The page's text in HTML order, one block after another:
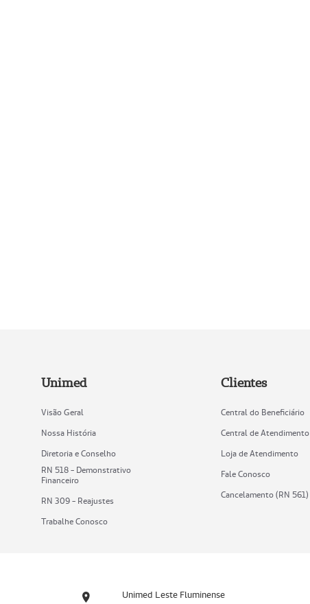
Unimed
Visão Geral
Nossa História
Diretoria e Conselho
RN 518 - Demonstrativo
Financeiro
RN 309 - Reajustes
Trabalhe Conosco
Clientes
Central do Beneficiário
Central de Atendimento
Loja de Atendimento
Fale Conosco
Cancelamento (RN 561)
Unimed Leste Fluminense